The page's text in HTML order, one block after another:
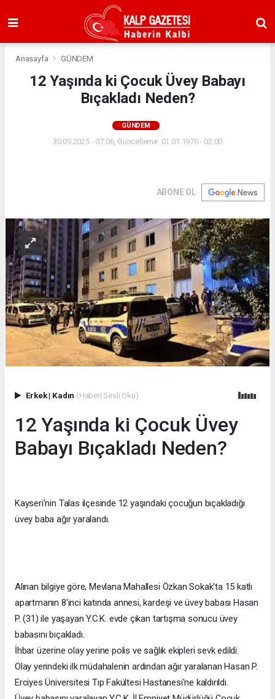
Anasayfa GÜNDEM
12 Yaşında ki Çocuk Üvey Babayı
Bıçakladı Neden?
GÜNDEM
30.09.2025 - 07:06, Güncelleme: 01.01.1970 - 02:00
ABONE OL
Erkek| Kadın (Haberi Sesli Oku)
12 Yaşında ki Çocuk Üvey
Babayı Bıçakladı Neden?
Kayseri'nin Talas ilçesinde 12 yaşındaki çocuğun bıçakladığı
üvey baba ağır yaralandı.
Alınan bilgiye göre, Mevlana Mahallesi Özkan Sokak'ta 15 katlı
apartmanın 8'inci katında annesi, kardeşi ve üvey babası Hasan
P. (31) ile yaşayan Y.C.K. evde çıkan tartışma sonucu üvey
babasını bıçakladı.
İhbar üzerine olay yerine polis ve sağlık ekipleri sevk edildi.
Olay yerindeki ilk müdahalenin ardından ağır yaralanan Hasan P.
Erciyes Üniversitesi Tıp Fakültesi Hastanesi'ne kaldırıldı.